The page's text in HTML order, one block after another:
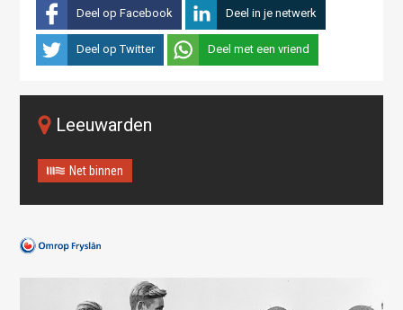
Deel op Facebook Deel in je netwerk
Deel op Twitter Deel met een vriend
Leeuwarden
Net binnen